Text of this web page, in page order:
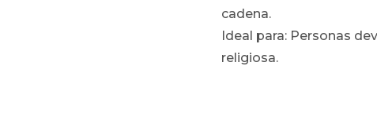
cadena.
Ideal para: Personas
religiosa.